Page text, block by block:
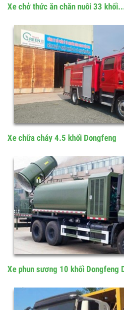
Xe chở thức ăn chăn nuôi 33 khối...
Xe chữa cháy 4.5 khối Dongfeng
Xe phun sương 10 khối Dongfeng